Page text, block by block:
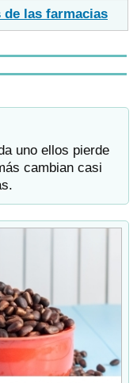
las farmacias
uno ellos pierde
cambian casi